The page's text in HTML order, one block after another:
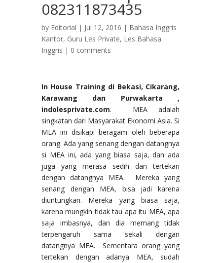
082311873435
by Editorial | Jul 12, 2016 | Bahasa Inggris
Kantor, Guru Les Private, Les Bahasa
Inggris | 0 comments
In House Training di Bekasi, Cikarang,
Karawang dan Purwakarta ,
indolesprivate.com. MEA adalah
singkatan dari Masyarakat Ekonomi Asia. Si
MEA ini disikapi beragam oleh beberapa
orang. Ada yang senang dengan datangnya
si MEA ini, ada yang biasa saja, dan ada
juga yang merasa sedih dan tertekan
dengan datangnya MEA. Mereka yang
senang dengan MEA, bisa jadi karena
diuntungkan. Mereka yang biasa saja,
karena mungkin tidak tau apa itu MEA, apa
saja imbasnya, dan dia memang tidak
terpengaruh sama sekali dengan
datangnya MEA. Sementara orang yang
tertekan dengan adanya MEA, sudah